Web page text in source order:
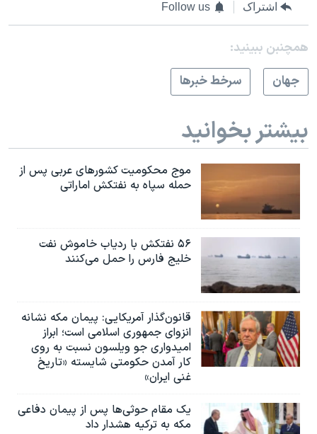
اشتراک Follow us
همچنبن ببینید:
جهان
سرخط خبرها
بیشتر بخوانید
موج محکومیت کشورهای عربی پس از
حمله سپاه به نفتکش اماراتی
۵۶ نفتکش با ردیاب خاموش نفت
خلیج فارس را حمل می‌کنند
قانون‌گذار آمریکایی: پیمان مکه نشانه
انزوای جمهوری اسلامی است؛ ابراز
امیدواری جو ویلسون نسبت به روی
کار آمدن حکومتی شایسته «تاریخ
غنی ایران»
یک مقام حوثی‌ها پس از پیمان دفاعی
مکه به ترکیه هشدار داد